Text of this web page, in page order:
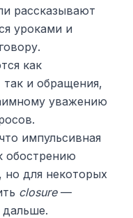
рассказывают
уроками и
как
так и обращения,
уважению
импульсивная
обострению
для некоторых
closure—
дальше.